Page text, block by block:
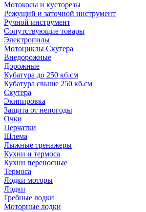
Мотокосы и кусторезы
Режущий и заточной инструмент
Ручной инструмент
Сопутствующие товары
Электропилы
Мотоциклы Скутера
Внедорожные
Дорожные
Кубатура до 250 кб.см
Кубатура свыше 250 кб.см
Скутера
Экипировка
Защита от непогоды
Очки
Перчатки
Шлема
Лыжные тренажеры
Кухни и термоса
Кухни переносные
Термоса
Лодки моторы
Лодки
Гребные лодки
Моторные лодки